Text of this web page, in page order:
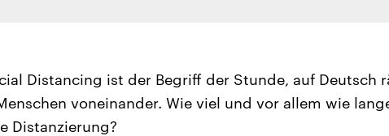
Distancing ist der Begriff der Stunde, auf Deutsch
voneinander. Wie viel und vor allem wie
Distanzierung?